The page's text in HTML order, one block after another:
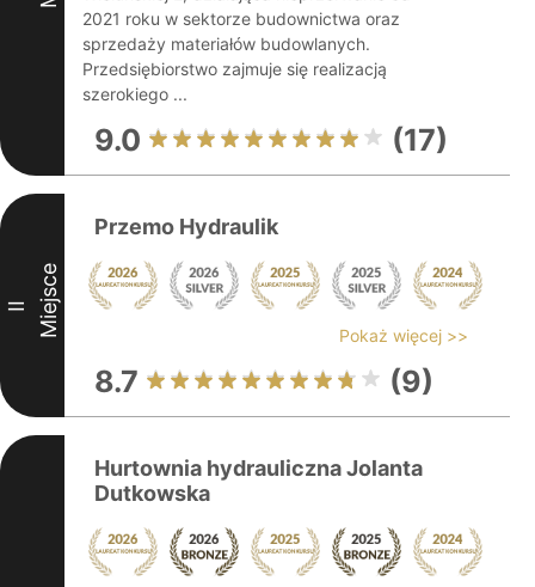
2021 roku w sektorze budownictwa oraz
sprzedaży materiałów budowlanych.
Przedsiębiorstwo zajmuje się realizacją
szerokiego ...
9.0 (17)
II Miejsce
Przemo Hydraulik
Pokaż więcej >>
8.7 (9)
Hurtownia hydrauliczna Jolanta
Dutkowska